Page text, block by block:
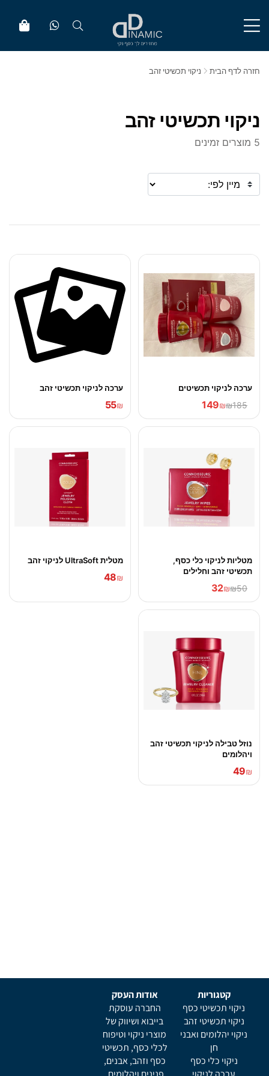
חזרה לדף הבית ניקוי תכשיטי זהב
ניקוי תכשיטי זהב
5 מוצרים זמינים
ערכה לניקוי תכשיטים
₪185
₪
149
ערכה לניקוי תכשיטי זהב
₪
55
מטליות לניקוי כלי כסף,
תכשיטי זהב וחלילים
₪50
₪
32
מטלית UltraSoft לניקוי זהב
₪
48
נוזל טבילה לניקוי תכשיטי זהב
ויהלומים
₪
49
קטגוריות
ניקוי תכשיטי כסף
ניקוי תכשיטי זהב
ניקוי יהלומים ואבני
חן
ניקוי כלי כסף
אודות העסק
החברה עוסקת
בייבוא ושיווק של
מוצרי ניקוי וטיפוח
לכלי כסף, תכשיטי
כסף וזהב, אבנים,